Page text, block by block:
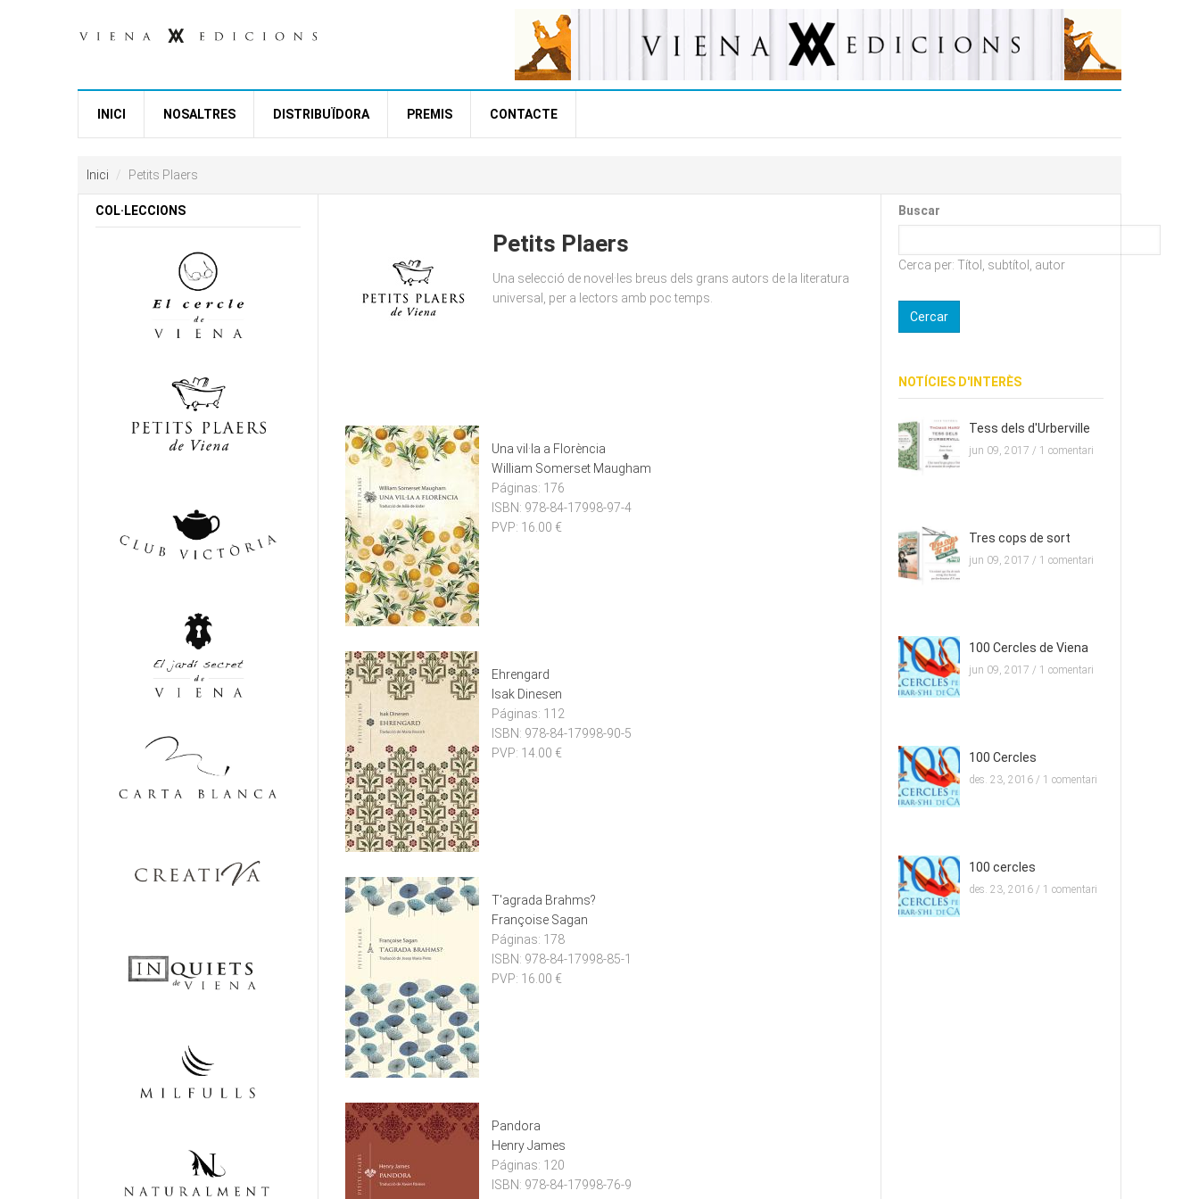
INICI NOSALTRES DISTRIBUÏDORA PREMIS CONTACTE
Inici Petits Plaers
Petits Plaers
Una selecció de novel·les breus dels grans autors de la literatura
universal, per a lectors amb poc temps.
Una vil·la a Florència
William Somerset Maugham
Páginas: 176
ISBN: 978-84-17998-97-4
PVP: 16.00 €
Ehrengard
Isak Dinesen
Páginas: 112
ISBN: 978-84-17998-90-5
PVP: 14.00 €
T'agrada Brahms?
Françoise Sagan
Páginas: 178
ISBN: 978-84-17998-85-1
PVP: 16.00 €
Pandora
Henry James
Páginas: 120
ISBN: 978-84-17998-76-9
COL·LECCIONS Buscar
Cerca per: Títol, subtítol, autor
NOTÍCIES D'INTERÈS
Tess dels d'Urberville
jun 09, 2017 / 1 comentari
Tres cops de sort
jun 09, 2017 / 1 comentari
100 Cercles de Viena
jun 09, 2017 / 1 comentari
100 Cercles
des. 23, 2016 / 1 comentari
100 cercles
des. 23, 2016 / 1 comentari